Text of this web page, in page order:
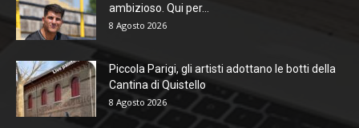
ambizioso. Qui per...
8 Agosto 2026
Piccola Parigi, gli artisti adottano le botti della
Cantina di Quistello
8 Agosto 2026